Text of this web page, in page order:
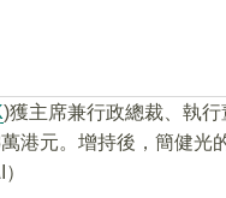
)獲主席兼行政總裁、執
港元。增持後，簡健光